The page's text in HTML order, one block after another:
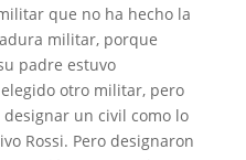
que no ha hecho la
militar, porque
padre estuvo
otro militar, pero
un civil como lo
Rossi. Pero designaron